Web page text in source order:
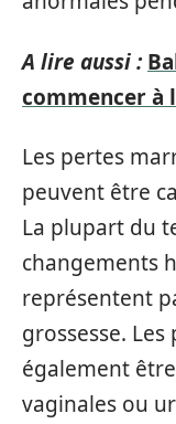
A lire aussi :
commencer à
Les pertes
peuvent être
La plupart du
changements
représentent
grossesse.
également
vaginales ou